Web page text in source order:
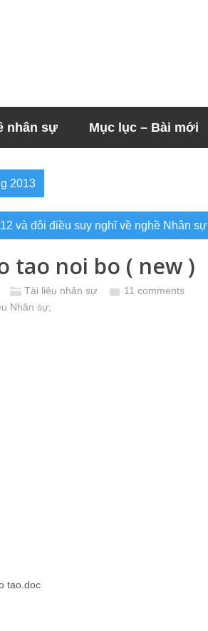
nhân sự Mục lục – Bài mới
2013
và đôi điều suy nghĩ về nghề Nhân sự
tao noi bo ( new )
Tài liệu nhân sự
11 comments
Nhân sự;
tao.doc